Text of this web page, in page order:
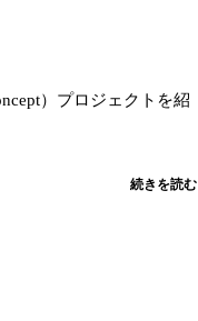
）プロジェクトを紹
続きを読む